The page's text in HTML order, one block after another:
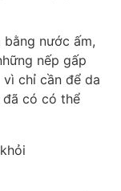
nước ấm,
nếp gấp
chỉ cần để da
đã có có thể